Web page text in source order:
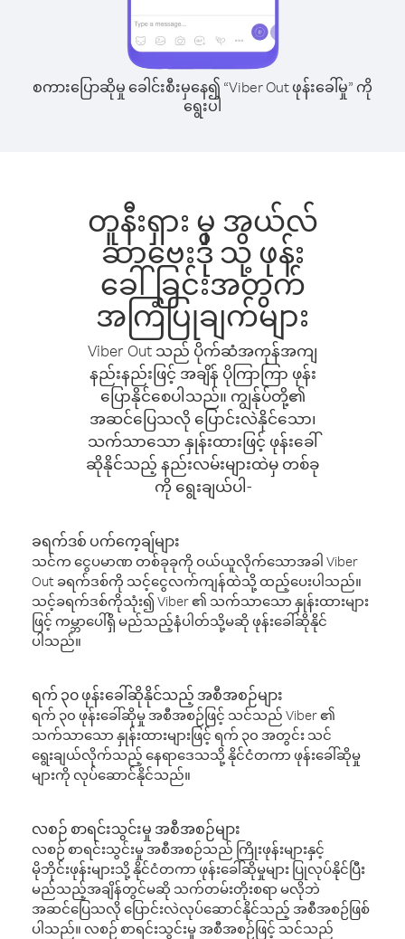
စကားပြောဆိုမှု ခေါင်းစီးမှနေ၍ “Viber Out ဖုန်းခေါ်မှု” ကို
ရွေးပါ
တူနီးရှား မှ အယ်လ်
ဆာဗေးဒို သို့ ဖုန်း
ခေါ်ခြင်းအတွက်
အကြံပြုချက်များ
Viber Out သည် ပိုက်ဆံအကုန်အကျ
နည်းနည်းဖြင့် အချိန် ပိုကြာကြာ ဖုန်း
ပြောနိုင်စေပါသည်။ ကျွန်ုပ်တို့၏
အဆင်ပြေသလို ပြောင်းလဲနိုင်သော၊
သက်သာသော နှုန်းထားဖြင့် ဖုန်းခေါ်
ဆိုနိုင်သည့် နည်းလမ်းများထဲမှ တစ်ခု
ကို ရွေးချယ်ပါ-
ခရက်ဒစ် ပက်ကေ့ချ်များ
သင်က ငွေပမာဏ တစ်ခုခုကို ဝယ်ယူလိုက်သောအခါ Viber
Out ခရက်ဒစ်ကို သင့်ငွေလက်ကျန်ထဲသို့ ထည့်ပေးပါသည်။
သင့်ခရက်ဒစ်ကိုသုံး၍ Viber ၏ သက်သာသော နှုန်းထားများ
ဖြင့် ကမ္ဘာပေါ်ရှိ မည်သည့်နံပါတ်သို့မဆို ဖုန်းခေါ်ဆိုနိုင်
ပါသည်။
ရက် ၃၀ ဖုန်းခေါ်ဆိုနိုင်သည့် အစီအစဉ်များ
ရက် ၃၀ ဖုန်းခေါ်ဆိုမှု အစီအစဉ်ဖြင့် သင်သည် Viber ၏
သက်သာသော နှုန်းထားများဖြင့် ရက် ၃၀ အတွင်း သင်
ရွေးချယ်လိုက်သည့် နေရာဒေသသို့ နိုင်ငံတကာ ဖုန်းခေါ်ဆိုမှု
များကို လုပ်ဆောင်နိုင်သည်။
လစဉ် စာရင်းသွင်းမှု အစီအစဉ်များ
လစဉ် စာရင်းသွင်းမှု အစီအစဉ်သည် ကြိုးဖုန်းများနှင့်
မိုဘိုင်းဖုန်းများသို့ နိုင်ငံတကာ ဖုန်းခေါ်ဆိုမှုများ ပြုလုပ်နိုင်ပြီး
မည်သည့်အချိန်တွင်မဆို သက်တမ်းတိုးစရာ မလိုဘဲ
အဆင်ပြေသလို ပြောင်းလဲလုပ်ဆောင်နိုင်သည့် အစီအစဉ်ဖြစ်
ပါသည်။ လစဉ် စာရင်းသွင်းမှု အစီအစဉ်ဖြင့် သင်သည်